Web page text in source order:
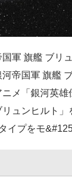
国軍 旗艦 ブリ
河帝国軍 旗艦
ニメ「銀河英
ュンヒルト」
イプをモ